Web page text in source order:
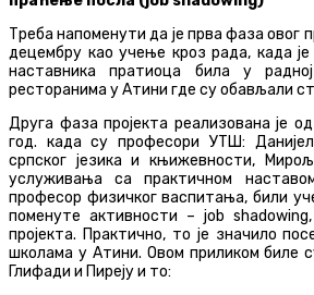
Треба напоменути да је прва фаза овог
децембру као учење кроз рада, када
наставника пратиоца била у
ресторанима у Атини где су обављали
Друга фаза пројекта реализована је
год. када су професори УТШ:
српског језика и књижевности,
услуживања са практичном
професор физичког васпитања, били
поменуте активности – job
пројекта. Практично, то је значило
школама у Атини. Овом приликом биле
Глифади и Пиреју и то: